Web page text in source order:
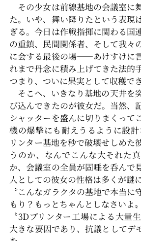
その少女は前線基地の会議室に
た。いや、舞い降りたという表現
ぎる。今日は作戦指揮に関わる国
の重鎮、民間関係者、そして我々
に会する最後の場――あけすけに
れまで丹念に積み上げてきた法
つまり、ついに果実として収穫で
そこへ、いきなり基地の天井を
び込んできたのが彼女だ。当然、
シャッターを盛んに切りまくって
機の爆撃にも耐えうるように設
リンター基地を秒で破壊せしめた
うのか、なんでこんな大それた
か、会議室の全員が固唾を呑んで
人としての彼女の性格は多くが謎
〝こんなガラクタの基地で本当に
もり？もっとちゃんとしなさいよ〟
〝3Dプリンター工場による大量
大きな要因であり、抗議としてデ